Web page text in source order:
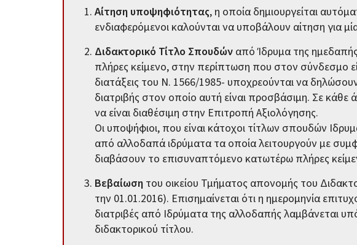
Αίτηση υποψηφιότητας, η οποία δημιουργείται
ενδιαφερόμενοι καλούνται να υποβάλουν αίτηση για
Διδακτορικό Τίτλο Σπουδών από Ίδρυμα της
πλήρες κείμενο, στην περίπτωση που στον σύνδεσμο
διατάξεις του Ν. 1566/1985- υποχρεούνται να
διατριβής στον οποίο αυτή είναι προσβάσιμη. Σε
να είναι διαθέσιμη στην Επιτροπή Αξιολόγησης.
Οι υποψήφιοι, που είναι κάτοχοι τίτλων σπουδών
από αλλοδαπά ιδρύματα τα οποία λειτουργούν με
διαβάσουν το επισυναπτόμενο κατωτέρω πλήρες
Βεβαίωση του οικείου Τμήματος απονομής του
την 01.01.2016). Επισημαίνεται ότι η ημερομηνία
διατριβές από Ιδρύματα της αλλοδαπής λαμβάνεται
διδακτορικού τίτλου.